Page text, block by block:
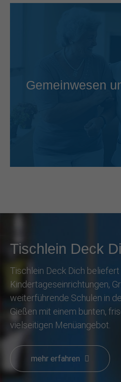
Gemeinwesen
Tischlein Deck
Tischlein Deck Dich beliefert
Kindertageseinrichtungen,
weiterführende Schulen in
Gießen mit einem bunten,
vielseitigen Menüangebot.
mehr erfahren